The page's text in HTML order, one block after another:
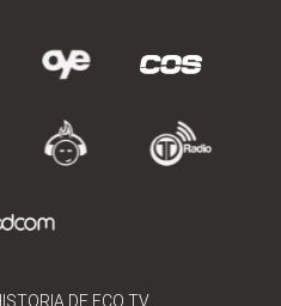
DE ECO TV